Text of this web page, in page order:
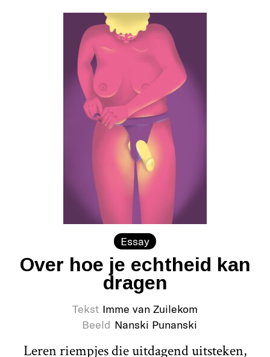
Essay
Over hoe je echtheid kan
dragen
Tekst Imme van Zuilekom
Beeld Nanski Punanski
Leren riempjes die uitdagend uitsteken,